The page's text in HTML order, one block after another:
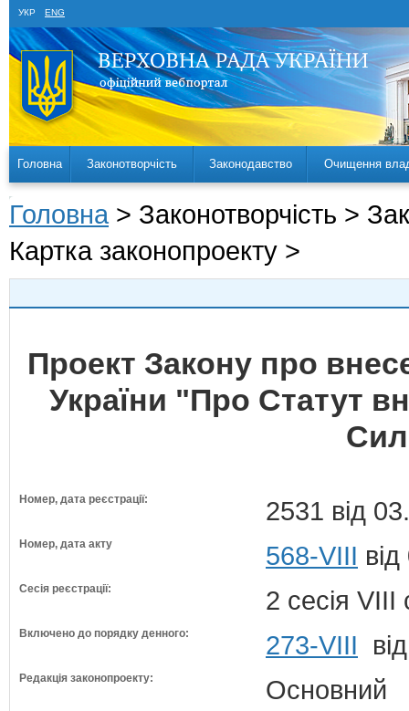
УКР ENG
Головна Законотворчість Законодавство Очищення
Головна > Законотворчість >
Картка законопроекту >
Проект Закону про
України "Про Статут
Сил
Номер, дата реєстрації: 2531 від
Номер, дата акту 568-VIII
Сесія реєстрації: 2 сесія VIII
Включено до порядку денного: 273-VIII
Редакція законопроекту: Основний